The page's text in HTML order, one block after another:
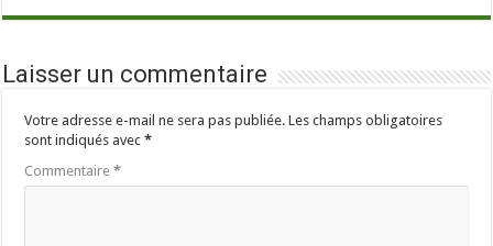
Laisser un commentaire
Votre adresse e-mail ne sera pas publiée. Les champs obligatoires
sont indiqués avec*
Commentaire*